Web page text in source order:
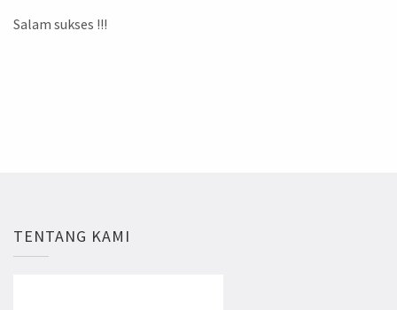
Salam sukses !!!
TENTANG KAMI